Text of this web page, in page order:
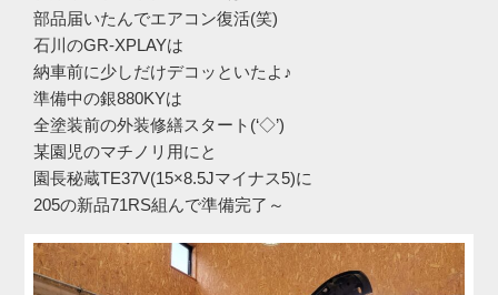
部品届いたんでエアコン復活(笑)
石川のGR-XPLAYは
納車前に少しだけデコッといたよ♪
準備中の銀880KYは
全塗装前の外装修繕スタート(‘◇’)ゞ
某園児のマチノリ用にと
園長秘蔵TE37V(15×8.5Jマイナス5)に
205の新品71RS組んで準備完了～